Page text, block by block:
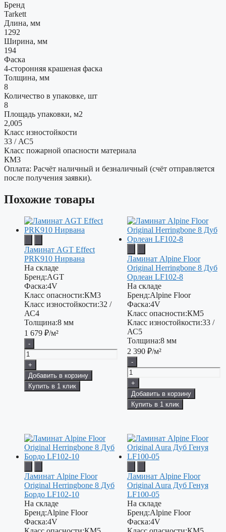
Бренд
Tarkett
Длина, мм
1292
Ширина, мм
194
Фаска
4-сторонняя крашеная фаска
Толщина, мм
8
Количество в упаковке, шт
8
Площадь упаковки, м2
2,005
Класс изностойкости
33 / АС5
Класс пожарной опасности материала
КМ3
Оплата: Расчёт наличный и безналичный (счёт отправляется
после получения заявки).
Похожие товары
Ламинат AGT Effect
PRK910 Нирвана
На складе
Бренд:AGT
Фаска:4V
Класс опасности:КМ3
Класс изностойкости:32 /
АС4
Толщина:8 мм
1 679 ₽/м²
-
+
Добавить в корзину
Купить в 1 клик
Ламинат Alpine Floor
Original Herringbone 8 Дуб
Орлеан LF102-8
На складе
Бренд:Alpine Floor
Фаска:4V
Класс опасности:КМ5
Класс изностойкости:33 /
АС5
Толщина:8 мм
2 390 ₽/м²
-
+
Добавить в корзину
Купить в 1 клик
Ламинат Alpine Floor
Original Herringbone 8 Дуб
Бордо LF102-10
На складе
Бренд:Alpine Floor
Фаска:4V
Ламинат Alpine Floor
Original Aura Дуб Генуя
LF100-05
На складе
Бренд:Alpine Floor
Фаска:4V